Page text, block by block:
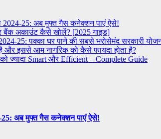
2024-25: अब मुफ्त गैस कनेक्शन पाएं ऐसे!
बैंक अकाउंट कैसे खोलें? [2025 गाइड]
25: पक्का घर पाने की सबसे भरोसेमंद सरकारी
है और इससे आम नागरिक को कैसे फायदा होता है?
ज्यादा Smart और Efficient – Complete Guide
25: अब मुफ्त गैस कनेक्शन पाएं ऐसे!